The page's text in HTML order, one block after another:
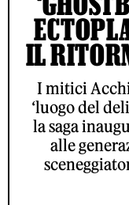
IL
I mitici
‘luogo del
la saga
alle